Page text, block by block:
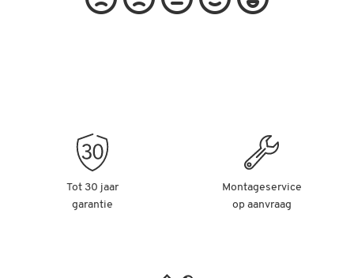
Tot 30 jaar
garantie
Montageservice
op aanvraag